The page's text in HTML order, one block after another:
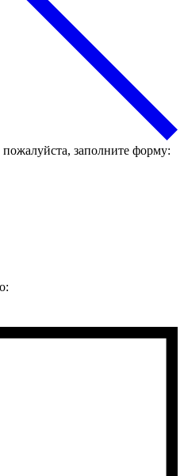
заполните форму: